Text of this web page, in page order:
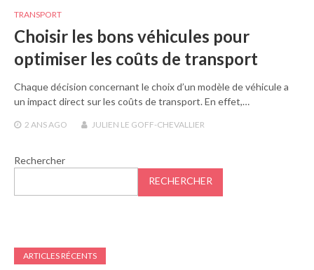
TRANSPORT
Choisir les bons véhicules pour
optimiser les coûts de transport
Chaque décision concernant le choix d’un modèle de véhicule a
un impact direct sur les coûts de transport. En effet,…
2 ANSAGO JULIEN LE GOFF-CHEVALLIER
Rechercher
RECHERCHER
ARTICLES RÉCENTS